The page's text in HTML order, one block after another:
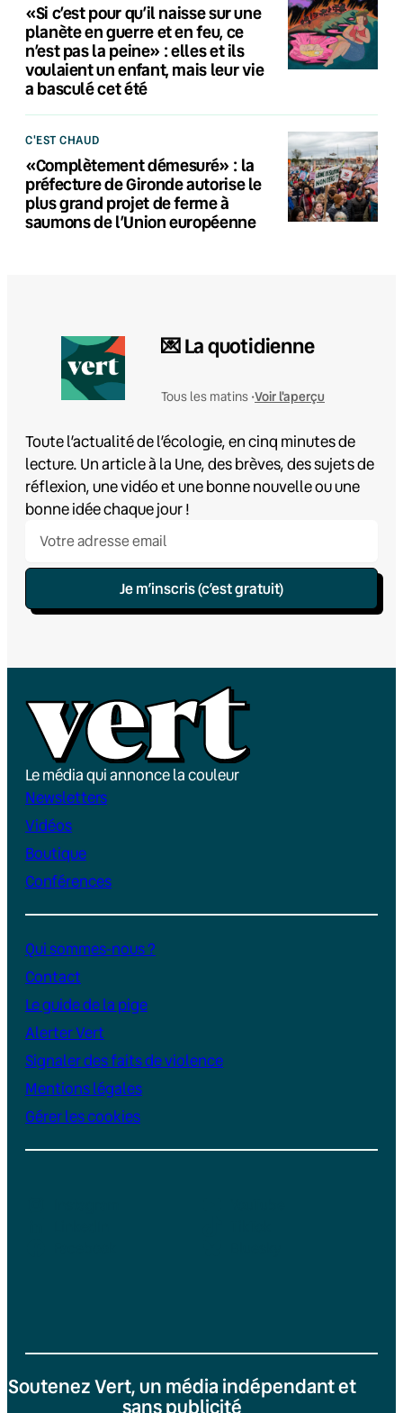
«Si c’est pour qu’il naisse sur une
planète en guerre et en feu, ce
n’est pas la peine» : elles et ils
voulaient un enfant, mais leur vie
a basculé cet été
C'EST CHAUD
«Complètement démesuré» : la
préfecture de Gironde autorise le
plus grand projet de ferme à
saumons de l’Union européenne
💌 La quotidienne
Tous les matins •Voir l'aperçu
Toute l’actualité de l’écologie, en cinq minutes de
lecture. Un article à la Une, des brèves, des sujets de
réflexion, une vidéo et une bonne nouvelle ou une
bonne idée chaque jour !
Je m’inscris (c’est gratuit)
Le média qui annonce la couleur
Newsletters
Vidéos
Boutique
Conférences
Qui sommes-nous ?
Contact
Le guide de la pige
Alerter Vert
Signaler des faits de violence
Mentions légales
Gérer les cookies
Soutenez Vert, un média indépendant et
sans publicité